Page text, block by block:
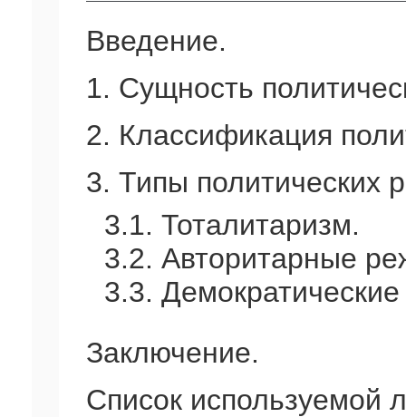
Введение.
1. Сущность
2. Классификация
3. Типы политических
3.1. Тоталитаризм.
3.2. Авторитарные
3.3.
Заключение.
Список используемой